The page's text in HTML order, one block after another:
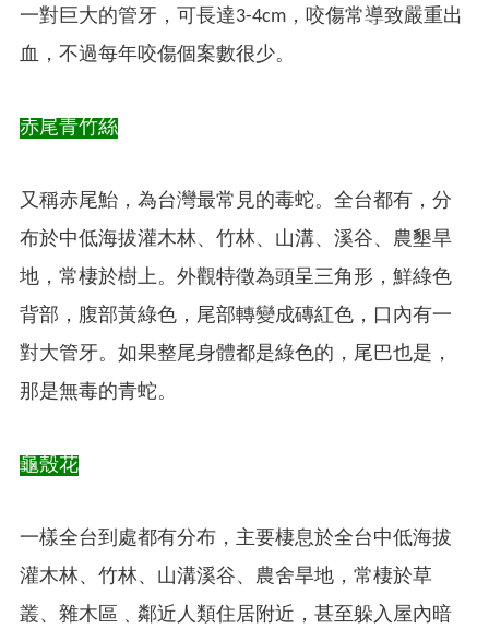
一對巨大的管牙，可長達3-4cm，咬傷常導致嚴重出
血，不過每年咬傷個案數很少。
赤尾青竹絲
又稱赤尾鮐，為台灣最常見的毒蛇。全台都有，分
布於中低海拔灌木林、竹林、山溝、溪谷、農墾旱
地，常棲於樹上。外觀特徵為頭呈三角形，鮮綠色
背部，腹部黃綠色，尾部轉變成磚紅色，口內有一
對大管牙。如果整尾身體都是綠色的，尾巴也是，
那是無毒的青蛇。
龜殼花
一樣全台到處都有分布，主要棲息於全台中低海拔
灌木林、竹林、山溝溪谷、農舍旱地，常棲於草
叢、雜木區﹑鄰近人類住居附近，甚至躲入屋內暗